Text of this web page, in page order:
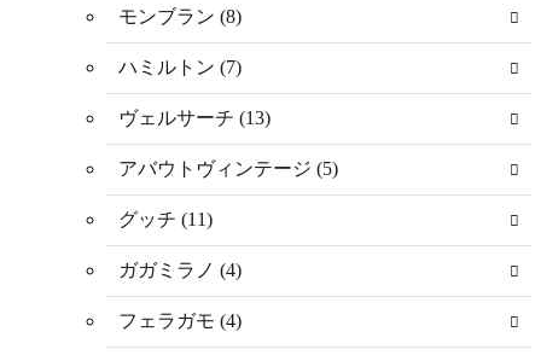
モンブラン (8)
ハミルトン (7)
ヴェルサーチ (13)
アバウトヴィンテージ (5)
グッチ (11)
ガガミラノ (4)
フェラガモ (4)